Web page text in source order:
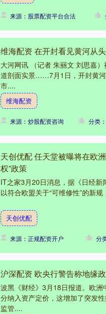
来源：股票配资平台合法
维海配资 在开封看见黄河从
大河网讯 （记者 朱丽文 刘思嘉
道剖面实景……7月1日，开封黄
市....
维海配资
来源：炒股配资咨询 分类
天创优配 任天堂被曝将在欧
权”政策
IT之家3月20日消息，据《日经新
以符合欧盟关于“可维修性”的新
天创优配
来源：正规配资开户 分
沪深配资 欧央行警告称地缘
波黑《财经》3月18日报道。欧
分纳入资产定价，这增加了突发
监管....